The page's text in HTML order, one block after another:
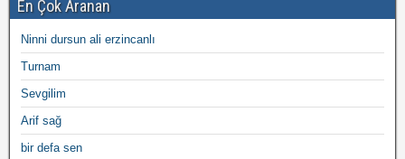
En Çok Aranan
Ninni dursun ali erzincanlı
Turnam
Sevgilim
Arif sağ
bir defa sen